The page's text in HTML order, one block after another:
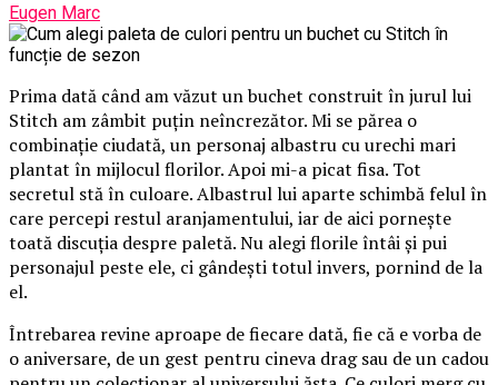
Eugen Marc
Prima dată când am văzut un buchet construit în jurul lui
Stitch am zâmbit puțin neîncrezător. Mi se părea o
combinație ciudată, un personaj albastru cu urechi mari
plantat în mijlocul florilor. Apoi mi-a picat fisa. Tot
secretul stă în culoare. Albastrul lui aparte schimbă felul în
care percepi restul aranjamentului, iar de aici pornește
toată discuția despre paletă. Nu alegi florile întâi și pui
personajul peste ele, ci gândești totul invers, pornind de la
el.
Întrebarea revine aproape de fiecare dată, fie că e vorba de
o aniversare, de un gest pentru cineva drag sau de un cadou